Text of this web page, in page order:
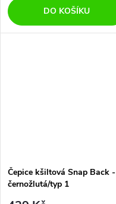
DO KOŠÍKU
Čepice kšiltová Snap Back -
černožlutá/typ 1